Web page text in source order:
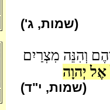
(שמות, ג')
וְהִנֵּה מִצְרַיִם
יְהוָה
(שמות, י"ד)